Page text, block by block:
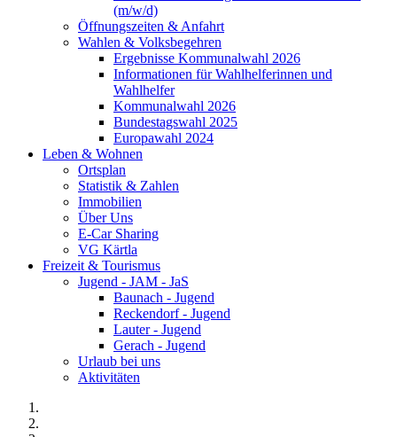
(m/w/d)
Öffnungszeiten & Anfahrt
Wahlen & Volksbegehren
Ergebnisse Kommunalwahl 2026
Informationen für Wahlhelferinnen und
Wahlhelfer
Kommunalwahl 2026
Bundestagswahl 2025
Europawahl 2024
Leben & Wohnen
Ortsplan
Statistik & Zahlen
Immobilien
Über Uns
E-Car Sharing
VG Kärtla
Freizeit & Tourismus
Jugend - JAM - JaS
Baunach - Jugend
Reckendorf - Jugend
Lauter - Jugend
Gerach - Jugend
Urlaub bei uns
Aktivitäten